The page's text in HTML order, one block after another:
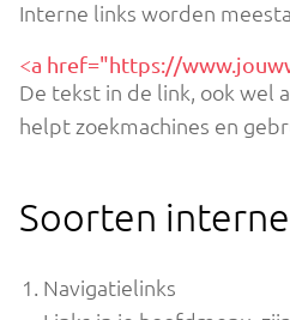
Interne links worden
<a href="https://
De tekst in de link, ook wel
helpt zoekmachines en
Soorten
Navigatielinks